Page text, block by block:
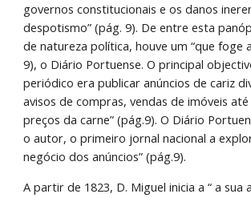
governos constitucionais e os danos
despotismo” (pág. 9). De entre esta
de natureza política, houve um “que foge
9), o Diário Portuense. O principal
periódico era publicar anúncios de cariz
avisos de compras, vendas de imóveis até
preços da carne” (pág.9). O Diário
o autor, o primeiro jornal nacional a
negócio dos anúncios” (pág.9).
A partir de 1823, D. Miguel inicia a “ a sua